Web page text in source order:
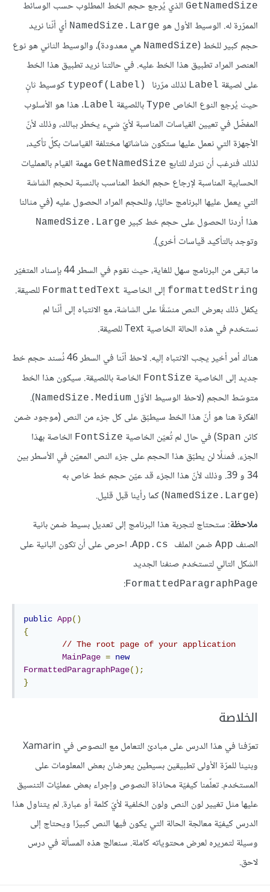
GetNamedSize الذي يُرجع حجم الخط المطلوب حسب الوسائط
الممرّرة له. الوسيط الأول هو NamedSize.Large أي أنّنا نريد
حجم كبير للخط (NamedSize هي معدودة)، والوسيط الثاني هو نوع
العنصر المراد تطبيق هذا الخط عليه. في حالتنا نريد تطبيق هذا الخط
على لصيقة Label لذلك مرّرنا (typeof(Label
كوسيط ثانٍ
حيث يُرجع النوع الخاص Type باللصيقة Label. هذا هو الأسلوب
المفضّل في تعيين القياسات المناسبة لأيّ شيء يخطر ببالك، وذلك لأنّ
الأجهزة التي نعمل عليها ستكون شاشاتها مختلفة القياسات بكلّ تأكيد،
لذلك فنرغب أن نترك للتابع GetNamedSize مهمة القيام بالعمليات
الحسابية المناسبة لإرجاع حجم الخط المناسب بالنسبة لحجم الشاشة
التي يعمل عليها البرنامج حاليًا، وللحجم المراد الحصول عليه (في مثالنا
هذا أردنا الحصول على حجم خط كبير NamedSize.Large
وتوجد بالتأكيد قياسات أخرى).
ما تبقى من البرنامج سهل للغاية، حيث نقوم في السطر 44 بإسناد المتغيّر
formattedString إلى الخاصية FormattedText للصيقة.
يكفل ذلك بعرض النص منسّقًا على الشاشة، مع الانتباه إلى أنّنا لم
نستخدم في هذه الحالة الخاصية Text للصيقة.
هناك أمر أخير يجب الانتباه إليه. لاحظ أنّنا في السطر 46 نُسند حجم خط
جديد إلى الخاصية FontSize الخاصة باللصيقة. سيكون هذا الخط
متوسّط الحجم (لاحظ الوسيط الأوّل NamedSize.Medium
).
الفكرة هنا هو أنّ هذا الخط سيطبّق على كل جزء من النص (موجود ضمن
كائن Span) في حال لم تُعيّن الخاصية FontSize الخاصة بهذا
الجزء. فمثلًا لن يطبّق هذا الحجم على جزء النص المعيّن في الأسطر بين
34 و 39. وذلك لأنّ هذا الجزء قد عيّن حجم خط خاص به
(
NamedSize.Large) كما رأينا قبل قليل.
ملاحظة: ستحتاج لتجربة هذا البرنامج إلى تعديل بسيط ضمن بانية
الصنف App ضمن الملف
. احرص على أن تكون البانية على
الشكل التالي لتستخدم صنفنا الجديد
FormattedParagraphPage
:
public App()
{
// The root page of your application
MainPage = new
FormattedParagraphPage();
}
الخلاصة
تعرّفنا في هذا الدرس على مبادئ التعامل مع النصوص في Xamarin
وبنينا للمرّة الأولى تطبيقين بسيطين يعرضان بعض المعلومات على
المستخدم. تعلّمنا كيفيّة محاذاة النصوص وإجراء بعض عمليّات التنسيق
عليها مثل تغيير لون النص ولون الخلفية لأيّ كلمة أو عبارة. لم يتناول هذا
الدرس كيفيّة معالجة الحالة التي يكون فيها النص كبيرًا ويحتاج إلى
وسيلة لتمريره لعرض محتوياته كاملة. سنعالج هذه المسألة في درس
لاحق.